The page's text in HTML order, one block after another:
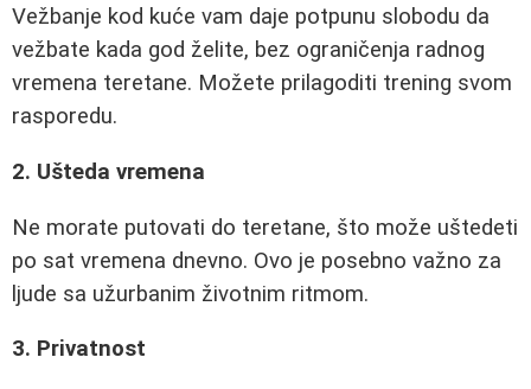
Vežbanje kod kuće vam daje potpunu slobodu da
vežbate kada god želite, bez ograničenja radnog
vremena teretane. Možete prilagoditi trening svom
rasporedu.
2. Ušteda vremena
Ne morate putovati do teretane, što može uštedeti
po sat vremena dnevno. Ovo je posebno važno za
ljude sa užurbanim životnim ritmom.
3. Privatnost